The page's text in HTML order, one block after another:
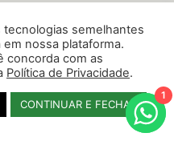
sem prévia autorização.
tecnologias semelhantes
nossa plataforma.
concorda com as
Política de Privacidade.
CONTINUAR E FECHAR
1